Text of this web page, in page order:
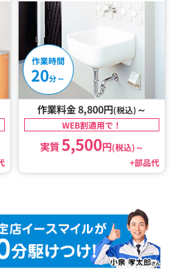
作業時間
20分～
作業料金 8,800円(税込) ～
WEB割適用で！
実質5,500円(税込)～
+部品代